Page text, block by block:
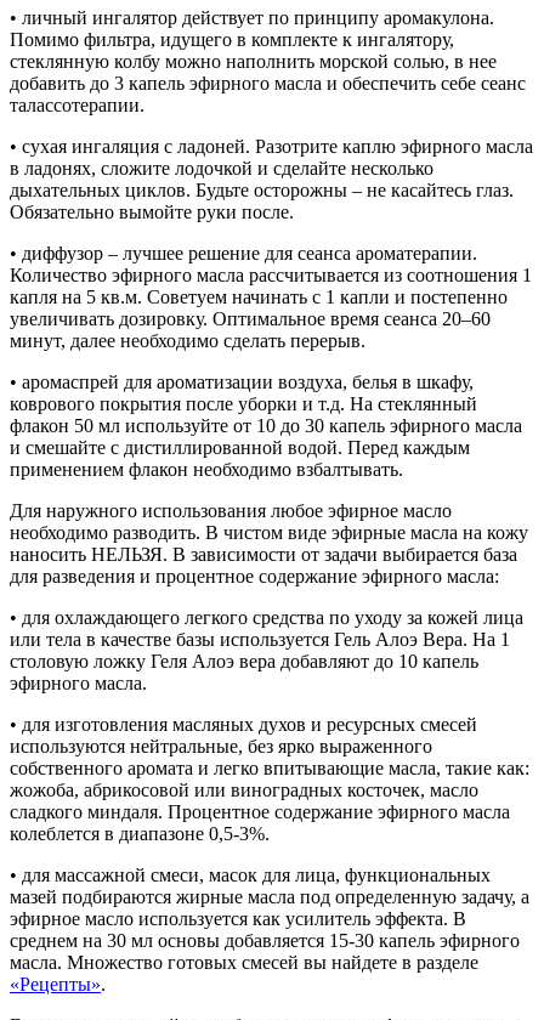
• личный ингалятор действует по принципу аромакулона.
Помимо фильтра, идущего в комплекте к ингалятору,
стеклянную колбу можно наполнить морской солью, в нее
добавить до 3 капель эфирного масла и обеспечить себе сеанс
талассотерапии.
• сухая ингаляция с ладоней. Разотрите каплю эфирного масла
в ладонях, сложите лодочкой и сделайте несколько
дыхательных циклов. Будьте осторожны – не касайтесь глаз.
Обязательно вымойте руки после.
• диффузор – лучшее решение для сеанса ароматерапии.
Количество эфирного масла рассчитывается из соотношения 1
капля на 5 кв.м. Советуем начинать с 1 капли и постепенно
увеличивать дозировку. Оптимальное время сеанса 20–60
минут, далее необходимо сделать перерыв.
• аромаспрей для ароматизации воздуха, белья в шкафу,
коврового покрытия после уборки и т.д. На стеклянный
флакон 50 мл используйте от 10 до 30 капель эфирного масла
и смешайте с дистиллированной водой. Перед каждым
применением флакон необходимо взбалтывать.
Для наружного использования любое эфирное масло
необходимо разводить. В чистом виде эфирные масла на кожу
наносить НЕЛЬЗЯ. В зависимости от задачи выбирается база
для разведения и процентное содержание эфирного масла:
• для охлаждающего легкого средства по уходу за кожей лица
или тела в качестве базы используется Гель Алоэ Вера. На 1
столовую ложку Геля Алоэ вера добавляют до 10 капель
эфирного масла.
• для изготовления масляных духов и ресурсных смесей
используются нейтральные, без ярко выраженного
собственного аромата и легко впитывающие масла, такие как:
жожоба, абрикосовой или виноградных косточек, масло
сладкого миндаля. Процентное содержание эфирного масла
колеблется в диапазоне 0,5-3%.
• для массажной смеси, масок для лица, функциональных
мазей подбираются жирные масла под определенную задачу, а
эфирное масло используется как усилитель эффекта. В
среднем на 30 мл основы добавляется 15-30 капель эфирного
масла. Множество готовых смесей вы найдете в разделе
«Рецепты».